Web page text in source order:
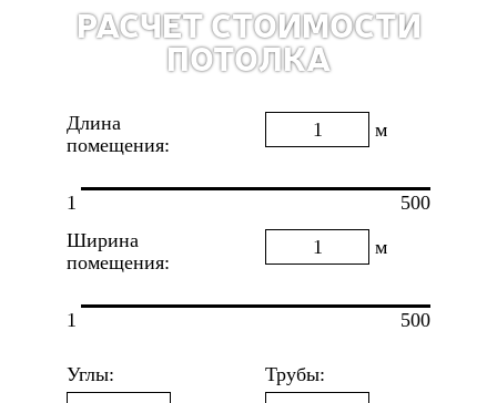
РАСЧЕТ СТОИМОСТИ
ПОТОЛКА
Длина
помещения:
м
1
500
Ширина
помещения:
м
1 500
Углы:
Трубы: